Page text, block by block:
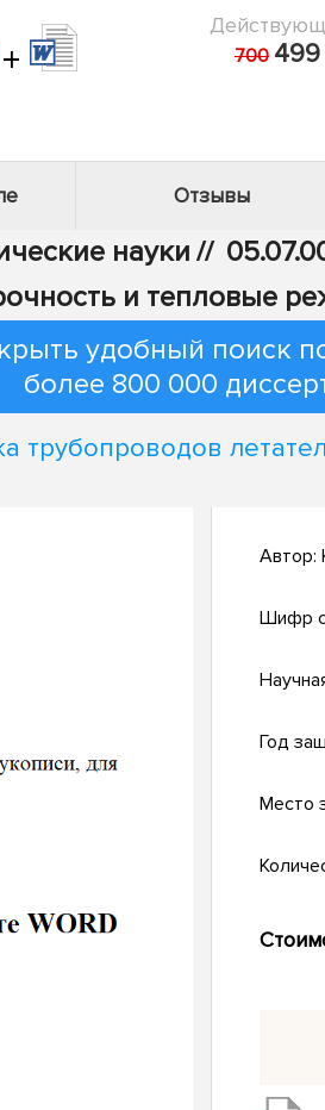
+ 700 499
Отзывы
науки //
и тепловые
удобный поиск
более 800 000
трубопроводов
Автор:
Шифр
Год
Место